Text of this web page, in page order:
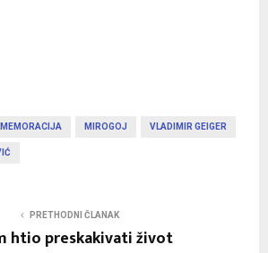
MIROGOJ VLADIMIR GEIGER
PRETHODNI ČLANAK
htio preskakivati život